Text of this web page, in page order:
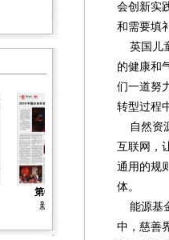
第04版
新闻
第05版
新闻
会创新实
和需要填
英国儿
的健康和
们一道努
转型过程
自然资
互联网，
通用的规
体。
能源基
中，慈善